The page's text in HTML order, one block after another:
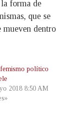
la forma de
que se
mueven dentro
político
2018 8:50 AM